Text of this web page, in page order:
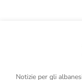
Notizie per gli